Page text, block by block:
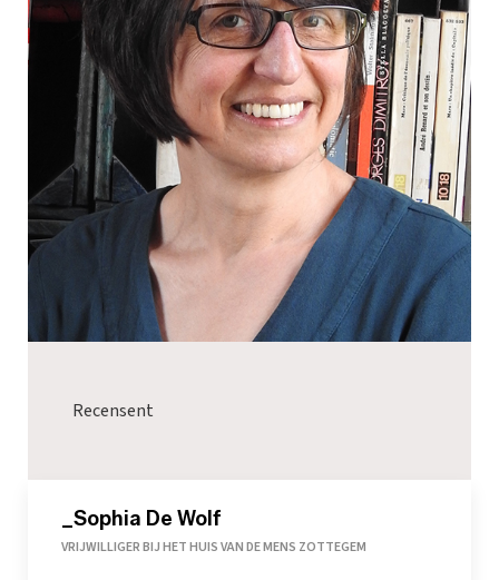
Recensent
_Sophia De Wolf
VRIJWILLIGER BIJ HET HUIS VAN DE MENS ZOTTEGEM